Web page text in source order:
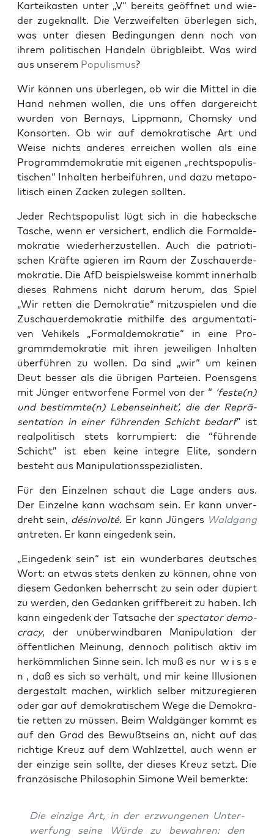
Kar­tei­kas­ten unter „V“ bereits geöff­net und wie­
der zuge­knallt. Die Ver­zwei­fel­ten über­le­gen sich,
was unter die­sen Bedin­gun­gen denn noch von
ihrem poli­ti­schen Han­deln übrig­bleibt. Was wird
aus unse­rem Popu­lis­mus?
Wir kön­nen uns über­le­gen, ob wir die Mit­tel in die
Hand neh­men wol­len, die uns offen dar­ge­reicht
wur­den von Ber­nays, Lipp­mann, Chom­sky und
Kon­sor­ten. Ob wir auf demo­kra­ti­sche Art und
Wei­se nichts ande­res errei­chen wol­len als eine
Pro­gramm­de­mo­kra­tie mit eige­nen „rechts­po­pu­lis­
ti­schen“ Inhal­ten her­bei­füh­ren, und dazu meta­po­
li­tisch einen Zacken zule­gen sollten.
Jeder Rechts­po­pu­list lügt sich in die habeck­sche
Tasche, wenn er ver­si­chert, end­lich die For­mal­de­
mo­kra­tie wie­der­her­zu­stel­len. Auch die patrio­ti­
schen Kräf­te agie­ren im Raum der Zuschau­er­de­
mo­kra­tie. Die AfD bei­spiels­wei­se kommt inner­halb
die­ses Rah­mens nicht dar­um her­um, das Spiel
„Wir ret­ten die Demo­kra­tie“ mit­zu­spie­len und die
Zuschau­er­de­mo­kra­tie mit­hil­fe des argu­men­ta­ti­
ven Vehi­kels „For­mal­de­mo­kra­tie“ in eine Pro­
gramm­de­mo­kra­tie mit ihren jewei­li­gen Inhal­ten
über­füh­ren zu wol­len. Da sind „wir“ um kei­nen
Deut bes­ser als die übri­gen Par­tei­en. Poens­gens
mit Jün­ger ent­wor­fe­ne For­mel von der “ ‘feste(n)
und bestimmte(n) Lebens­ein­heit’, die der Reprä­
sen­ta­ti­on in einer füh­ren­den Schicht bedarf” ist
real­po­li­tisch stets kor­rum­piert: die “füh­ren­de
Schicht” ist eben kei­ne inte­gre Eli­te, son­dern
besteht aus Manipulationsspezialisten.
Für den Ein­zel­nen schaut die Lage anders aus.
Der Ein­zel­ne kann wach­sam sein. Er kann unver­
dreht sein, désin­vol­té. Er kann Jün­gers Wald­gang
antre­ten. Er kann ein­ge­denk sein.
„Ein­ge­denk sein“ ist ein wun­der­ba­res deut­sches
Wort: an etwas stets den­ken zu kön­nen, ohne von
die­sem Gedan­ken beherrscht zu sein oder düpiert
zu wer­den, den Gedan­ken griff­be­reit zu haben. Ich
kann ein­ge­denk der Tat­sa­che der spec­ta­tor demo­
cra­cy, der unüber­wind­ba­ren Mani­pu­la­ti­on der
öffent­li­chen Mei­nung, den­noch poli­tisch aktiv im
her­kömm­li­chen Sin­ne sein. Ich muß es nur w i s s e
n , daß es sich so ver­hält, und mir kei­ne Illu­sio­nen
der­ge­stalt machen, wirk­lich sel­ber mit­zu­re­gie­ren
oder gar auf demo­kra­ti­schem Wege die Demo­kra­
tie ret­ten zu müs­sen. Beim Wald­gän­ger kommt es
auf den Grad des Bewußt­seins an, nicht auf das
rich­ti­ge Kreuz auf dem Wahl­zet­tel, auch wenn er
der ein­zi­ge sein soll­te, der die­ses Kreuz setzt. Die
fran­zö­si­sche Phi­lo­so­phin Simo­ne Weil bemerkte:
Die ein­zi­ge Art, in der erzwun­ge­nen Unter­
wer­fung sei­ne Wür­de zu bewah­ren: den